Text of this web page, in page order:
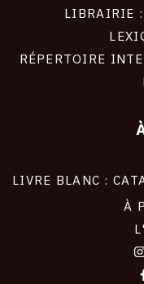
LIBRAIRIE :
RÉPERTOIRE
LIVRE BLANC :
À